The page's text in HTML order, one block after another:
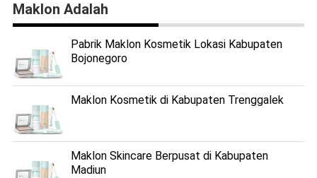
Maklon Adalah
Pabrik Maklon Kosmetik Lokasi Kabupaten
Bojonegoro
Maklon Kosmetik di Kabupaten Trenggalek
Maklon Skincare Berpusat di Kabupaten
Madiun